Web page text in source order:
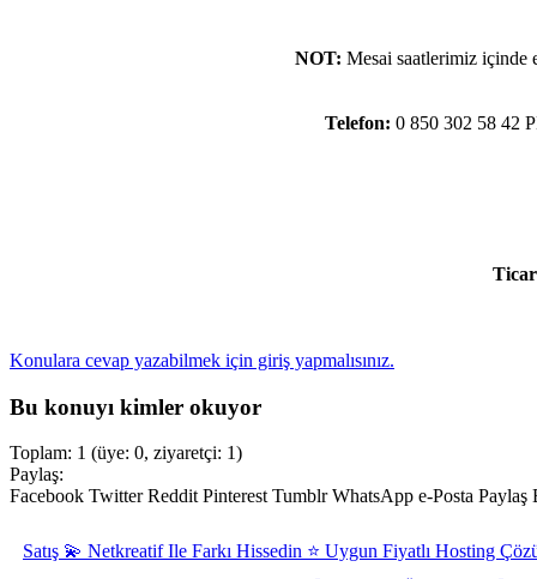
NOT: Mesai saatlerimiz içinde
Telefon: 0 850 302 58 42
Konulara cevap yazabilmek için giriş yapmalısınız.
Bu konuyı kimler okuyor
Toplam: 1 (üye: 0, ziyaretçi: 1)
Paylaş:
Facebook Twitter Reddit Pinterest Tumblr WhatsApp e-Posta Paylaş
Satış 💫 Netkreatif Ile Farkı Hissedin ⭐ Uygun Fiyatlı Hosting